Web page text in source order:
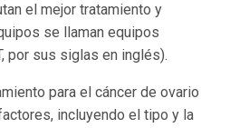
el mejor tratamiento y
se llaman equipos
por sus siglas en inglés).
para el cáncer de ovario
incluyendo el tipo y la